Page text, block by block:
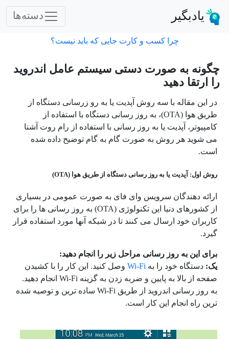
یادبگیر دسته‌ها
چرا کسب و کارت جایی که باید نیست؟
چگونه به صورت دستی سیستم عامل اندروید
را ارتقا دهید
در این مقاله با سه روشآپدیت یا به رو زرسانی دستگاه از
طریق هوا (OTA)، به روز رسانی دستگاه با استفاده از
کامپیوتر، آپدیت یا به روز رسانی با استفاده از رام روت آشنا
می شوید هر روش به صورت گام به گام توضیح داده شده
است.
روش اول: آپدیت یا به روز رسانی دستگاه از طریق هوا (OTA)
ارائه دهندگان سرویس وای فای به صورت عمومی در بسیاری
از کشورهای دنیا این تکنولوژی (OTA) به روز رسانی ها را برای
کاربران خود ارسال می کنند تا در شبکه آنها مورد استفاده قرار
گیرد.
برای این به روز رسانی مراحل زیر را انجام دهید:
یک:دستگاه خود را بهWi-Fiوصل کنید. این کار را با کشیدن
صفحه از بالا به پایین و ضربه زدن به گزینه Wi-Fi انجام دهید.
به روز رسانی اندروید از طریق Wi-Fi ساده ترین و توصیه شده
ترین راه انجام این کار است.